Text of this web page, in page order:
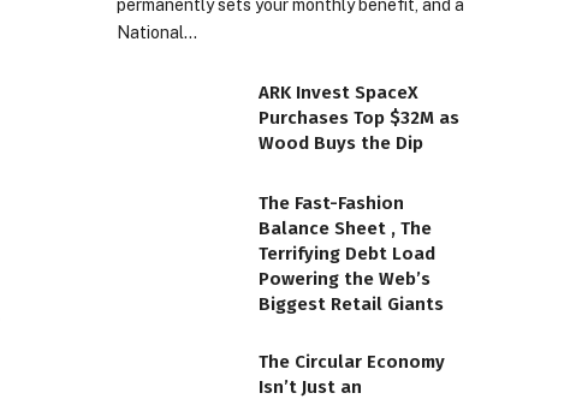
permanently sets your monthly benefit, and a
National…
ARK Invest SpaceX
Purchases Top $32M as
Wood Buys the Dip
The Fast-Fashion
Balance Sheet , The
Terrifying Debt Load
Powering the Web’s
Biggest Retail Giants
The Circular Economy
Isn’t Just an